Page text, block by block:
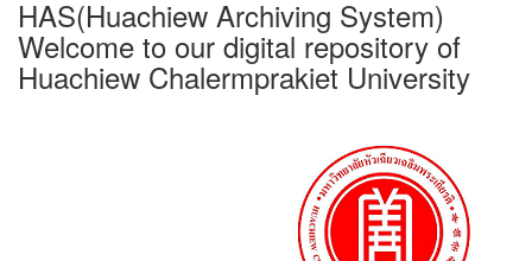
HAS(Huachiew Archiving System)
Welcome to our digital repository of
Huachiew Chalermprakiet University